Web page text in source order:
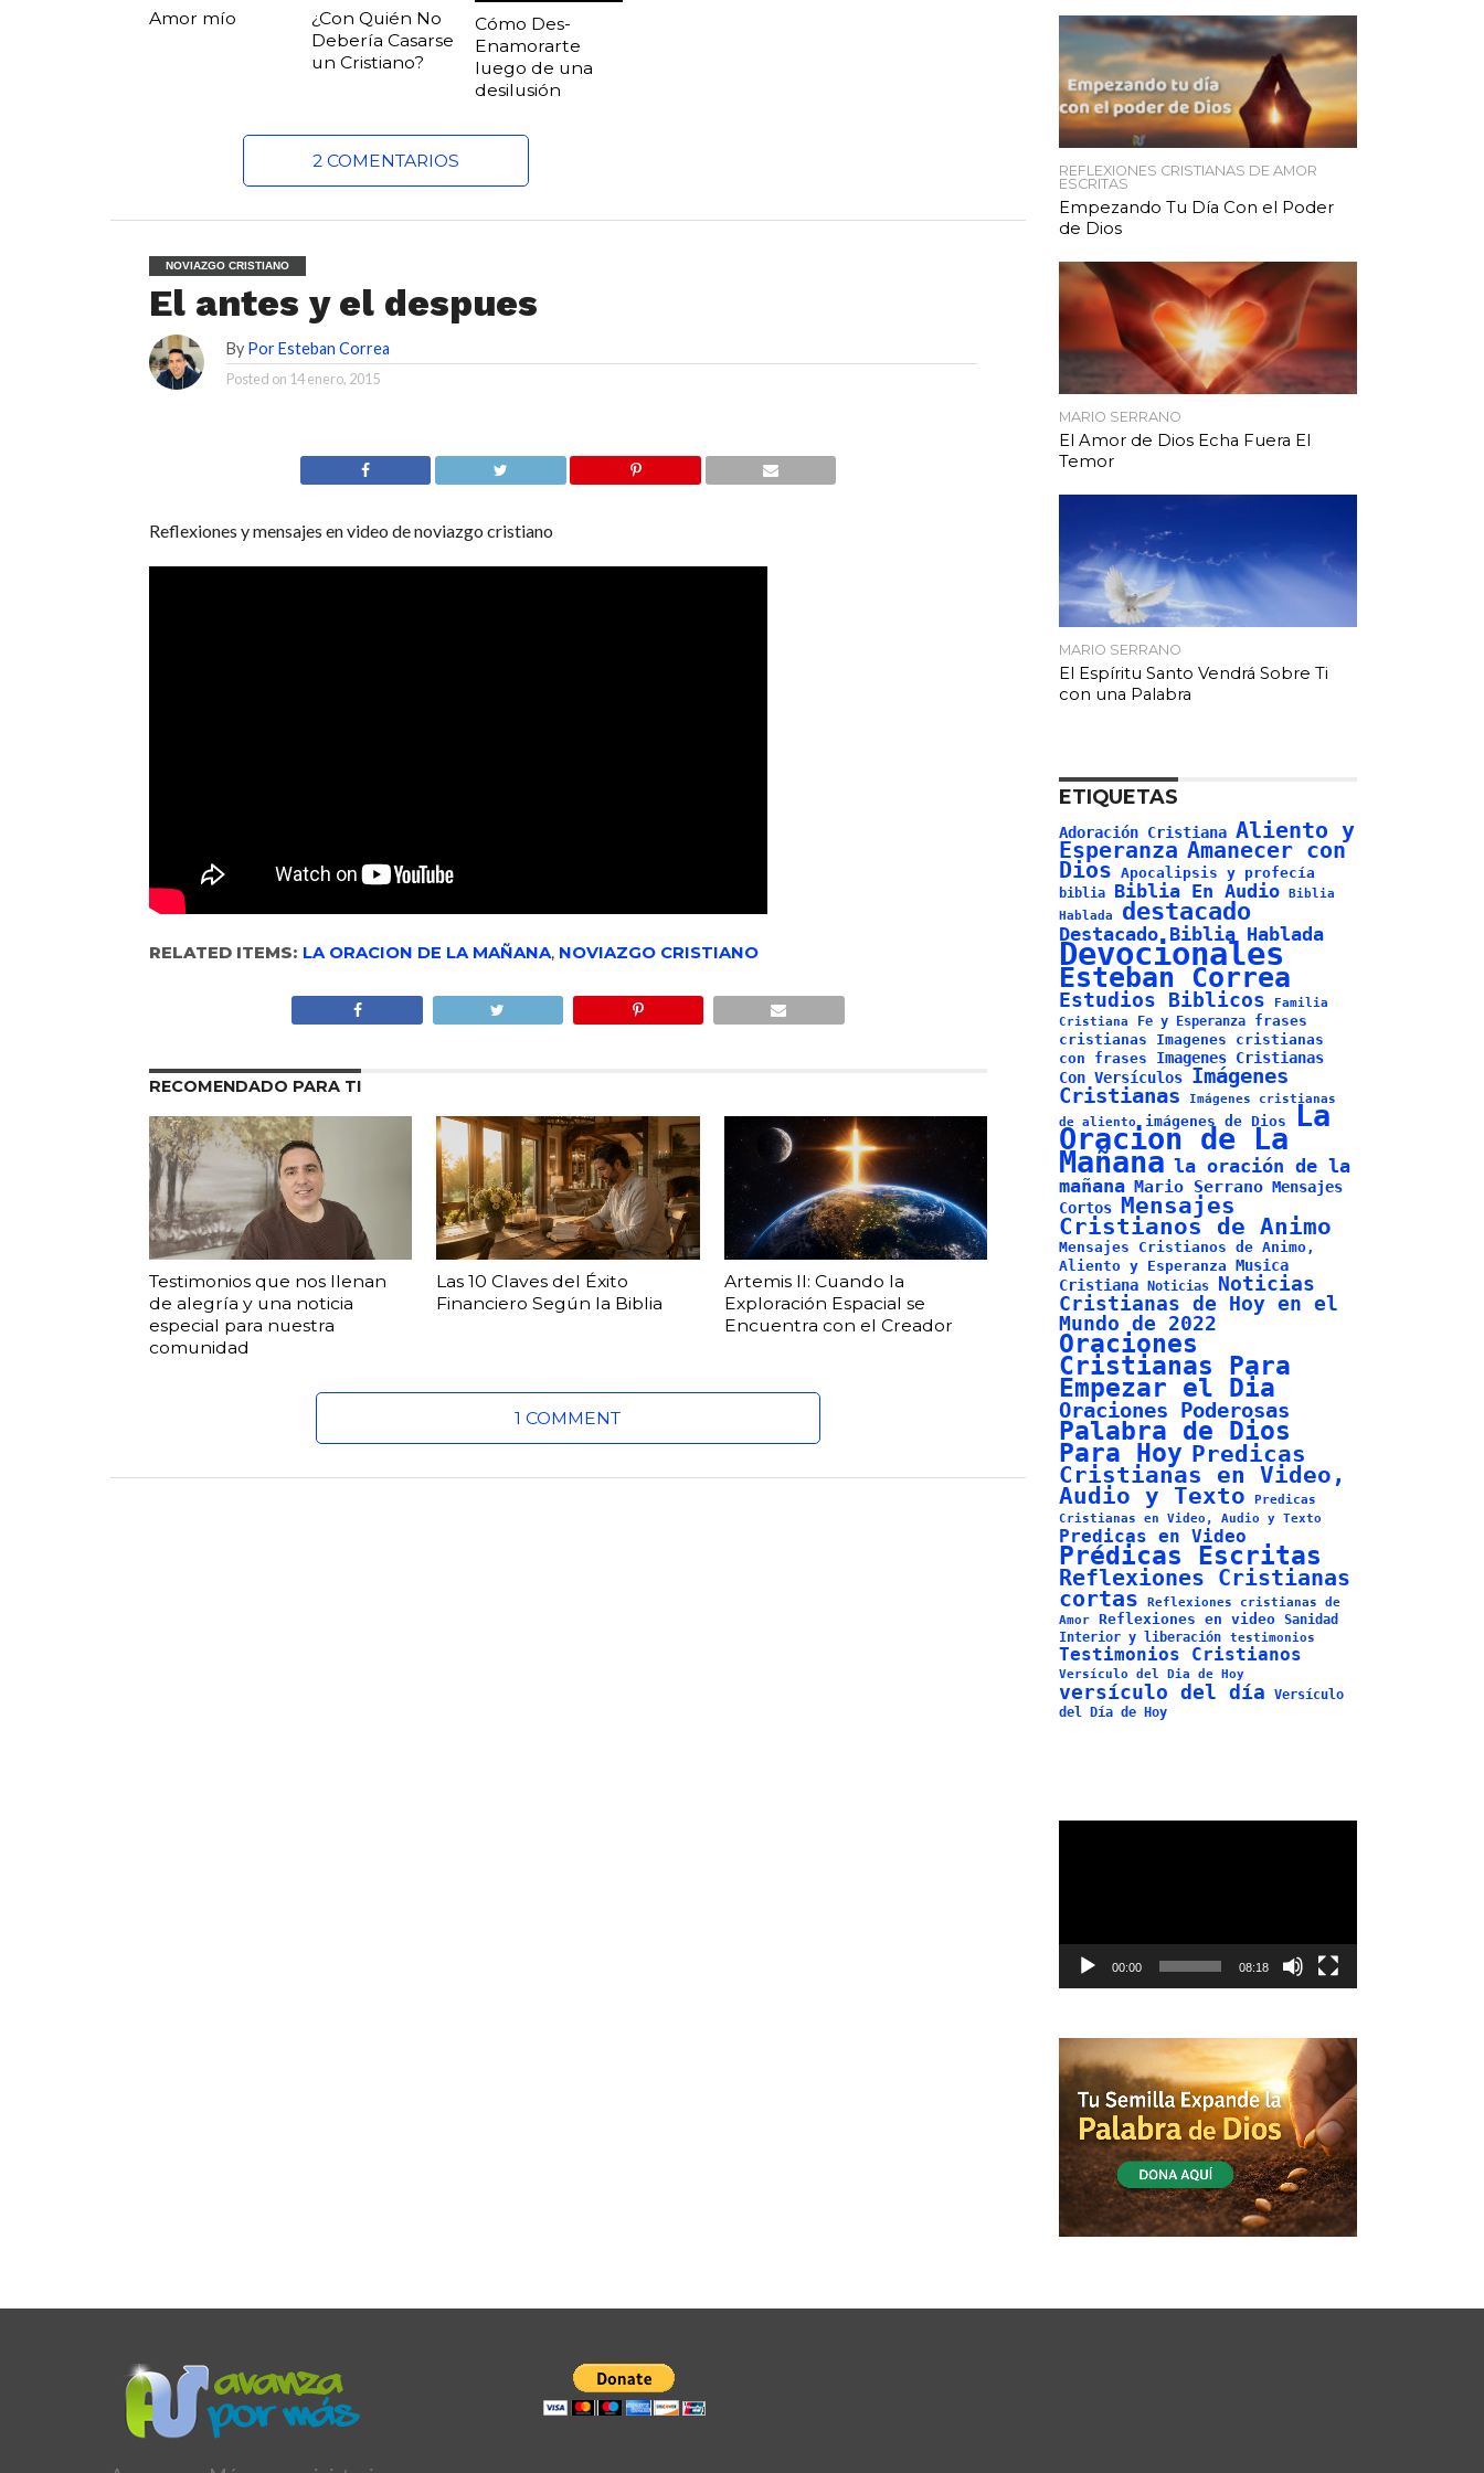
Amor mío
¿Con Quién No
Debería Casarse
un Cristiano?
Cómo Des-
Enamorarte
luego de una
desilusión
2 COMENTARIOS
NOVIAZGO CRISTIANO
El antes y el despues
By Por Esteban Correa
Posted on 14 enero, 2015
Reflexiones y mensajes en video de noviazgo cristiano
RELATED ITEMS: LA ORACION DE LA MAÑANA, NOVIAZGO CRISTIANO
RECOMENDADO PARA TI
Testimonios que nos llenan
de alegría y una noticia
especial para nuestra
comunidad
Las 10 Claves del Éxito
Financiero Según la Biblia
Artemis II: Cuando la
Exploración Espacial se
Encuentra con el Creador
1 COMMENT
REFLEXIONES CRISTIANAS DE AMOR
ESCRITAS
Empezando Tu Día Con el Poder
de Dios
MARIO SERRANO
El Amor de Dios Echa Fuera El
Temor
MARIO SERRANO
El Espíritu Santo Vendrá Sobre Ti
con una Palabra
ETIQUETAS
Adoración Cristiana Aliento y
Esperanza Amanecer con
Dios Apocalipsis y profecía
biblia Biblia En Audio
Biblia
Hablada
destacado
Destacado Biblia Hablada
Devocionales
Esteban Correa
Estudios Biblicos
Familia
Cristiana
Fe y Esperanza
frases
cristianas
Imagenes cristianas
con frases
Imagenes Cristianas
Con Versículos Imágenes
Cristianas
Imágenes cristianas
de aliento
imágenes de Dios La
Oracion de La
Mañana la oración de la
mañana Mario Serrano Mensajes
Cortos Mensajes
Cristianos de Animo
Mensajes Cristianos de Animo,
Aliento y Esperanza Musica
Cristiana Noticias
Noticias
Cristianas de Hoy en el
Mundo de 2022
Oraciones
Cristianas Para
Empezar el Dia
Oraciones Poderosas
Palabra de Dios
Para Hoy Predicas
Cristianas en Video,
Audio y Texto
Predicas
Cristianas en Video, Audio y Texto
Predicas en Video
Prédicas Escritas
Reflexiones Cristianas
cortas
Reflexiones cristianas de
Amor Reflexiones en video Sanidad
Interior y liberación testimonios
Testimonios Cristianos
Versículo del Dia de Hoy
versículo del día
Versículo
del Día de Hoy
00:00 08:18